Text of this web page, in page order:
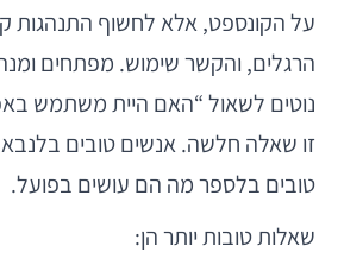
על הקונספט, אלא לחשוף התנהגות
הרגלים, והקשר שימוש. מפתחים
נוטים לשאול “האם היית משתמש
זו שאלה חלשה. אנשים טובים
טובים בלספר מה הם עושים בפועל.
שאלות טובות יותר הן: